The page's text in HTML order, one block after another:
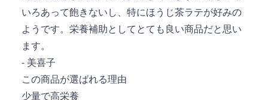
いろあって飽きないし、特にほうじ茶ラテが好みの
ようです。栄養補助としてとても良い商品だと思い
ます。
- 美喜子
この商品が選ばれる理由
少量で高栄養